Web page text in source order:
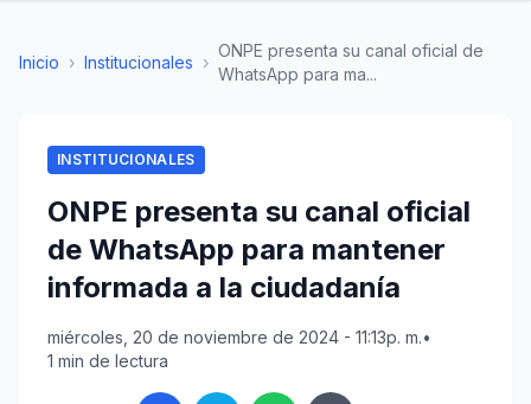
Inicio › Institucionales ›
ONPE presenta su canal oficial de
WhatsApp para ma...
INSTITUCIONALES
ONPE presenta su canal oficial
de WhatsApp para mantener
informada a la ciudadanía
miércoles, 20 de noviembre de 2024 - 11:13p. m.•
1 min de lectura